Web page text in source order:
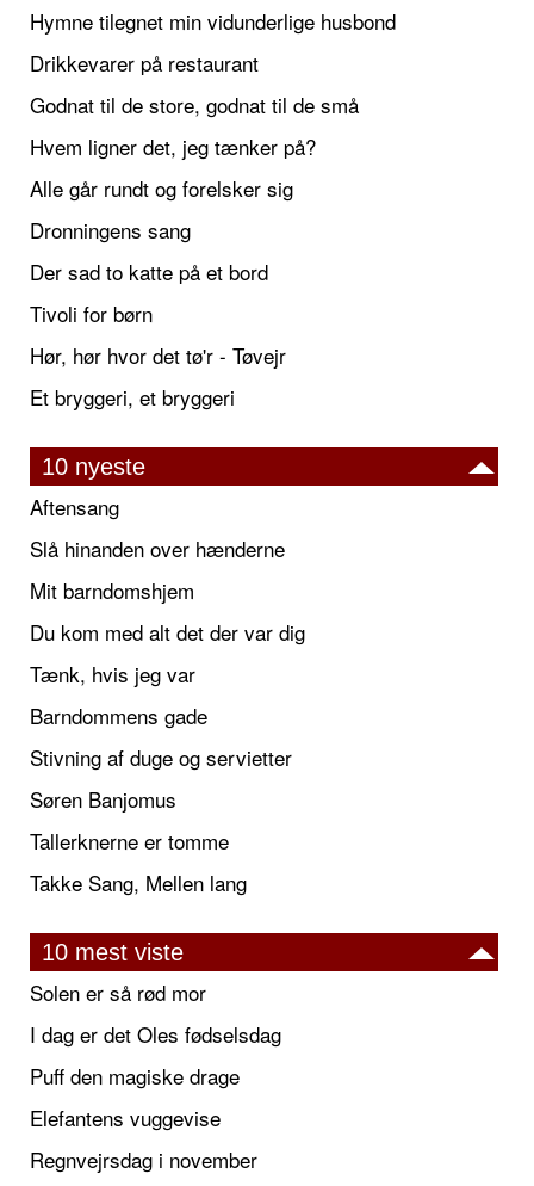
Hymne tilegnet min vidunderlige husbond
Drikkevarer på restaurant
Godnat til de store, godnat til de små
Hvem ligner det, jeg tænker på?
Alle går rundt og forelsker sig
Dronningens sang
Der sad to katte på et bord
Tivoli for børn
Hør, hør hvor det tø'r - Tøvejr
Et bryggeri, et bryggeri
10 nyeste
Aftensang
Slå hinanden over hænderne
Mit barndomshjem
Du kom med alt det der var dig
Tænk, hvis jeg var
Barndommens gade
Stivning af duge og servietter
Søren Banjomus
Tallerknerne er tomme
Takke Sang, Mellen lang
10 mest viste
Solen er så rød mor
I dag er det Oles fødselsdag
Puff den magiske drage
Elefantens vuggevise
Regnvejrsdag i november